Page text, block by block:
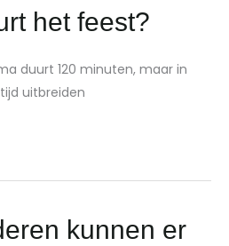
het feest?
duurt 120 minuten, maar in
uitbreiden
kunnen er